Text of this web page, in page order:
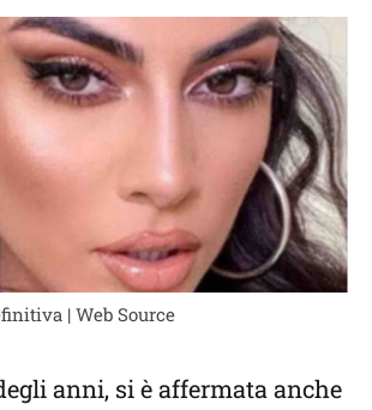
| Web Source
anni, si è affermata anche